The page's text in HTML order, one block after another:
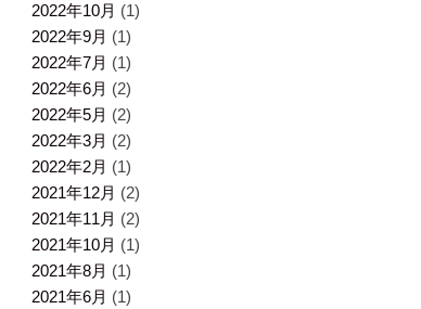
2022年10月 (1)
2022年9月 (1)
2022年7月 (1)
2022年6月 (2)
2022年5月 (2)
2022年3月 (2)
2022年2月 (1)
2021年12月 (2)
2021年11月 (2)
2021年10月 (1)
2021年8月 (1)
2021年6月 (1)